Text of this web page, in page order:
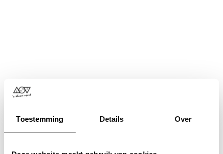
Toestemming Details Over